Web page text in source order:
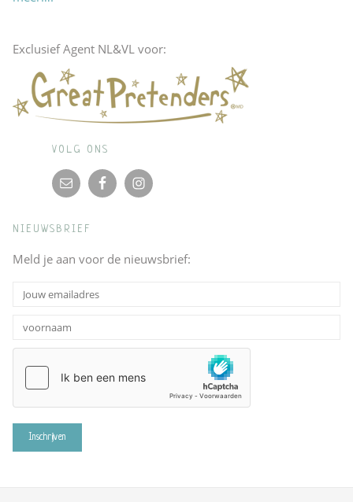
Exclusief Agent NL&VL voor:
VOLG ONS
NIEUWSBRIEF
Meld je aan voor de nieuwsbrief: